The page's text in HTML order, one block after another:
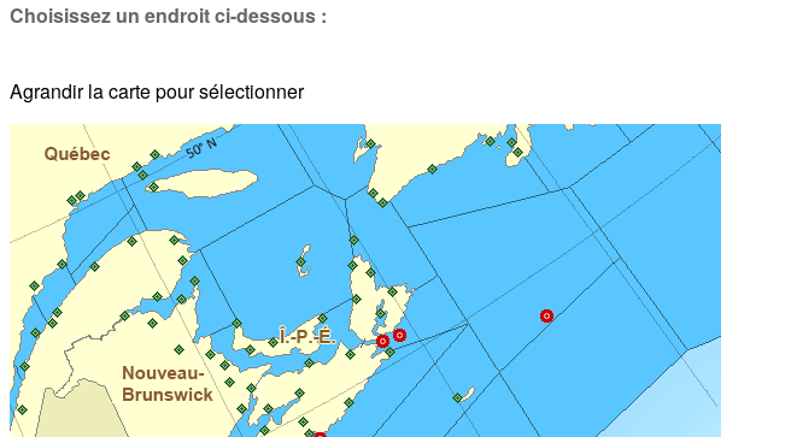
Choisissez un endroit ci-dessous :
Agrandir la carte pour sélectionner